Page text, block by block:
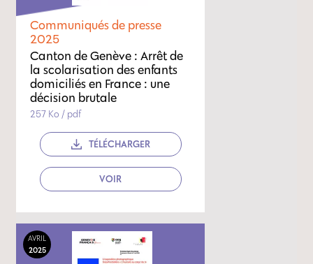
Communiqués de presse
2025
Canton de Genève : Arrêt de
la scolarisation des enfants
domiciliés en France : une
décision brutale
257 Ko / pdf
TÉLÉCHARGER
VOIR
AVRIL
2025